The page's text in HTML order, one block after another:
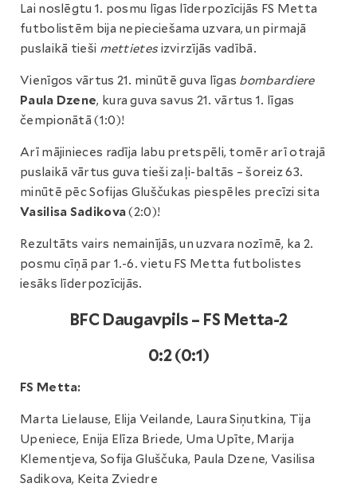
Lai noslēgtu 1. posmu līgas līderpozīcijās FS Metta
futbolistēm bija nepieciešama uzvara, un pirmajā
puslaikā tieši mettietes izvirzījās vadībā.
Vienīgos vārtus 21. minūtē guva līgas bombardiere
Paula Dzene, kura guva savus 21. vārtus 1. līgas
čempionātā (1:0)!
Arī mājinieces radīja labu pretspēli, tomēr arī otrajā
puslaikā vārtus guva tieši zaļi-baltās – šoreiz 63.
minūtē pēc Sofijas Gluščukas piespēles precīzi sita
Vasilisa Sadikova(2:0)!
Rezultāts vairs nemainījās, un uzvara nozīmē, ka 2.
posmu cīņā par 1.-6. vietu FS Metta futbolistes
iesāks līderpozīcijās.
BFC Daugavpils – FS Metta-2
0:2 (0:1)
FS Metta:
Marta Lielause, Elija Veilande, Laura Siņutkina, Tija
Upeniece, Enija Elīza Briede, Uma Upīte, Marija
Klementjeva, Sofija Gluščuka, Paula Dzene, Vasilisa
Sadikova, Keita Zviedre